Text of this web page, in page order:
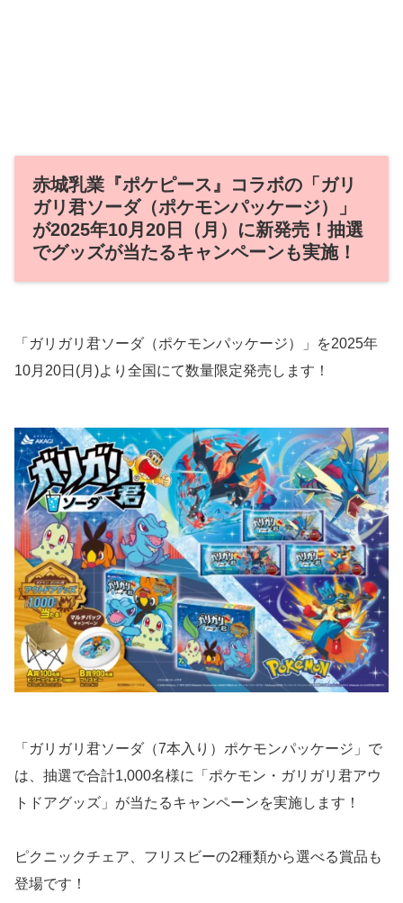
赤城乳業『ポケピース』コラボの「ガリ
ガリ君ソーダ（ポケモンパッケージ）」
が2025年10月20日（月）に新発売！抽選
でグッズが当たるキャンペーンも実施！
「ガリガリ君ソーダ（ポケモンパッケージ）」を2025年
10月20日(月)より全国にて数量限定発売します！
「ガリガリ君ソーダ（7本入り）ポケモンパッケージ」で
は、抽選で合計1,000名様に「ポケモン・ガリガリ君アウ
トドアグッズ」が当たるキャンペーンを実施します！
ピクニックチェア、フリスビーの2種類から選べる賞品も
登場です！